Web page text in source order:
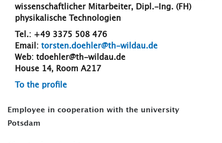
wissenschaftlicher Mitarbeiter, Dipl.-Ing. (FH)
physikalische Technologien
Tel.: +49 3375 508 476
Email: torsten.doehler@th-wildau.de
Web: tdoehler@th-wildau.de
House 14, Room A217
To the profile
Employee in cooperation with the university
Potsdam